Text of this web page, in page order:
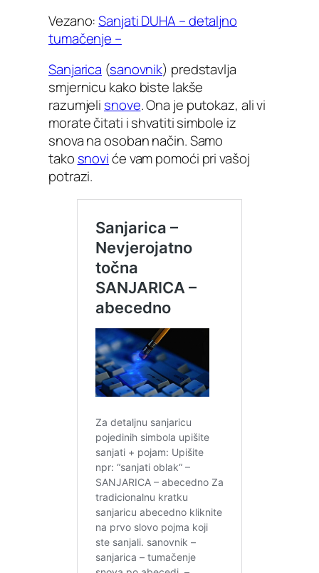
Vezano:Sanjati DUHA – detaljno
tumačenje –
Sanjarica (sanovnik) predstavlja
smjernicu kako biste lakše
razumjeli snove. Ona je putokaz, ali vi
morate čitati i shvatiti simbole iz
snova na osoban način. Samo
tako snoviće vam pomoći pri vašoj
potrazi.